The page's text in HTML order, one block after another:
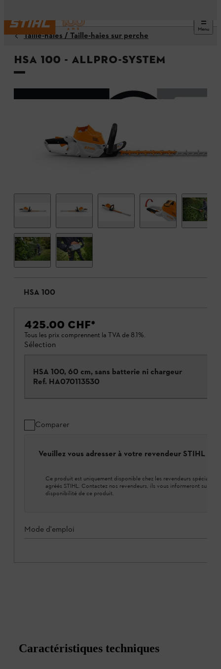
Menu
Taille-haies / Taille-haies sur perche
HSA 100 - ALLPRO-System
HSA 100
425.00 CHF*
Tous les prix comprennent la TVA de 8.1%.
Sélection
HSA 100, 60 cm, sans batterie ni chargeur
Ref. HA070113530
Comparer
Veuillez vous adresser à votre revendeur STIHL
Ce produit est uniquement disponible chez les revendeurs spécialisés
agréés STIHL. Contactez nos revendeurs, ils vous informeront sur la
disponibilité de ce produit.
Mode d'emploi
Caractéristiques techniques